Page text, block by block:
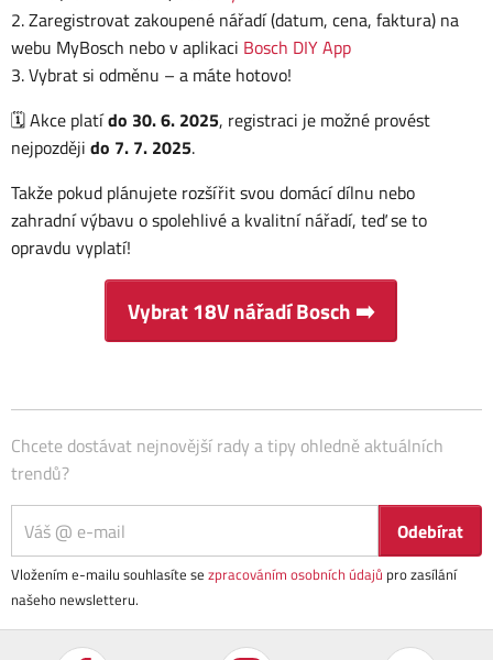
2. Zaregistrovat zakoupené nářadí (datum, cena, faktura) na
webu MyBosch nebo v aplikaci Bosch DIY App
3. Vybrat si odměnu – a máte hotovo!
🗓️ Akce platído 30. 6. 2025, registraci je možné provést
nejpozději do 7. 7. 2025.
Takže pokud plánujete rozšířit svou domácí dílnu nebo
zahradní výbavu o spolehlivé a kvalitní nářadí, teď se to
opravdu vyplatí!
Vybrat 18V nářadí Bosch ➡️
Chcete dostávat nejnovější rady a tipy ohledně aktuálních
trendů?
Odebírat
Vložením e-mailu souhlasíte se zpracováním osobních údajů pro zasílání
našeho newsletteru.